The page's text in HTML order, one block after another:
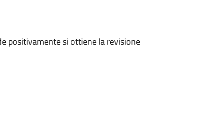
positivamente si ottiene la revisione